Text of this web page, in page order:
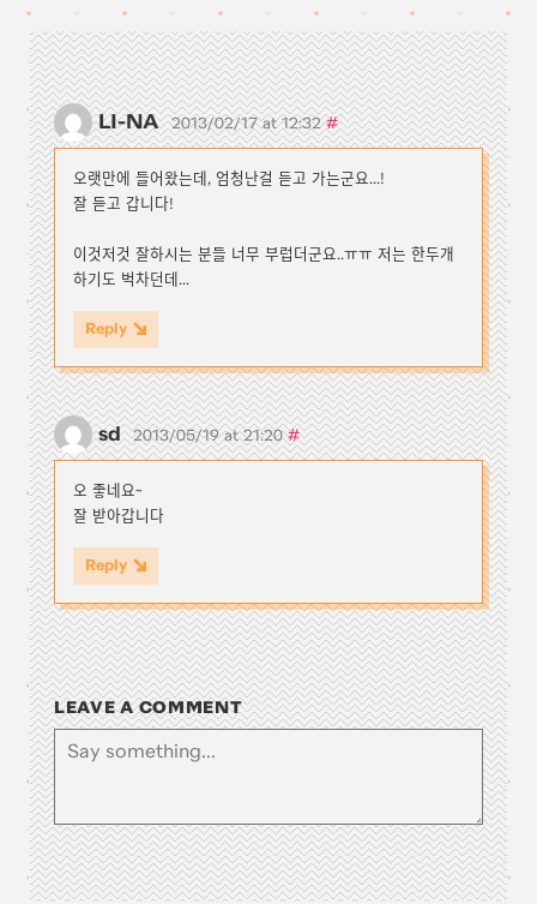
LI-NA 2013/02/17 at 12:32#
오랫만에 들어왔는데, 엄청난걸 듣고 가는군요...!
잘 듣고 갑니다!
이것저것 잘하시는 분들 너무 부럽더군요..ㅠㅠ 저는 한두개
하기도 벅차던데...
Reply
sd 2013/05/19 at 21:20#
오 좋네요~
잘 받아갑니다
Reply
LEAVE A COMMENT